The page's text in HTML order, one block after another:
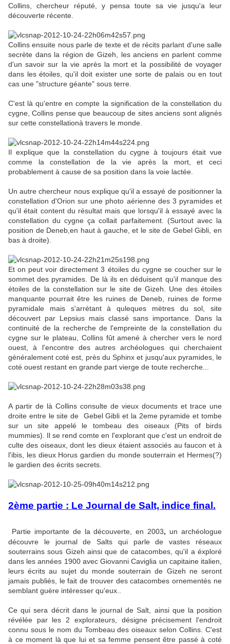
Collins, chercheur réputé, y pensa toute sa vie jusqu'a leur
découverte récente.
Collins ensuite nous parle de texte et de récits parlant d'une salle
secrète dans la région de Gizeh, les anciens en parlent comme
d'un savoir sur la vie après la mort et la possibilité de voyager
dans les étoiles, qu'il doit exister une sorte de palais ou en tout
cas une "structure géante" sous terre.
C'est là qu'entre en compte la signification de la constellation du
cygne, Collins pense que beaucoup de sites anciens sont alignés
sur cette constellationà travers le monde.
Il explique que la constellation du cygne à toujours était vue
comme la constellation de la vie après la mort, et ceci
probablement à cause de sa position dans la voie lactée.
Un autre chercheur nous explique qu'il a essayé de positionner la
constellation d'Orion sur une photo aérienne des 3 pyramides et
qu'il était content du résultat mais que lorsqu'il à essayé avec la
constellation du cygne ça collait parfaitement. (Surtout avec la
position de Deneb,en haut à gauche, et le site de Gebel Gibli, en
bas à droite).
Et on peut voir directement 3 étoiles du cygne se coucher sur le
sommet des pyramides. De là ils en déduisent qu'il manque des
étoiles de la constellation sur le site de Gizeh. Une des étoiles
manquante pourrait être les ruines de Deneb, ruines de forme
pyramidale mais s'arrétant à quleques mètres du sol, site
découvert par Lepsius mais classé sans importance. Dans la
continuité de la recherche de l'empreinte de la constellation du
cygne sur le plateau, Collins fût amené à chercher vers le nord
ouest, à l'encontre des autres archéologues qui cherchaient
généralement coté est, près du Sphinx et jusqu'aux pyramides, le
coté ouest restant en grande part vierge de toute recherche...
A partir de là Collins consulte de vieux documents et trace une
droite entre le site de Gebel Gibli et la 2eme pyramide et tombe
sur un site appelé le tombeau des oiseaux (Pits of birds
mummies). Il se rend comte en l'explorant que c'est un endroit de
culte des oiseaux, dont les dieux étaient associés au faucon et à
l'ibis, les dieux Horus gardien du monde souterrain et Hermes(?)
le gardien des écrits secrets.
2ème partie : Le Journal de Salt, indice final.
Partie importante de la découverte, en 2003, un archéologue
découvre le journal de Salts qui parle de vastes réseaux
souterrains sous Gizeh ainsi que de catacombes, qu'il a éxploré
dans les années 1900 avec Giovanni Caviglia un capitaine italien,
leurs écrits au sujet du monde souterrain de Gizeh ne seront
jamais publiés, le fait de trouver des catacombes ornementés ne
semblant guère intéresser qu'eux..
Ce qui sera décrit dans le journal de Salt, ainsi que la position
révélée par les 2 explorateurs, désigne précisement l'endroit
connu sous le nom du Tombeau des oiseaux selon Collins. C'est
à ce moment là que lui et sa femme pensent être passé à coté